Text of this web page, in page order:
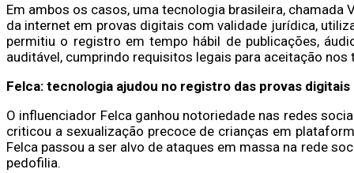
Em ambos os casos, uma tecnologia brasileira,
da internet em provas digitais com validade jurídica,
permitiu o registro em tempo hábil de publicações,
auditável, cumprindo requisitos legais para aceitação nos
Felca: tecnologia ajudou no registro das provas digitais
O influenciador Felca ganhou notoriedade nas redes
criticou a sexualização precoce de crianças em
Felca passou a ser alvo de ataques em massa na rede
pedofilia.